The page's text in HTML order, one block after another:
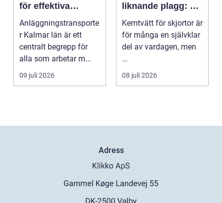
för effektiva
byggprojekt
Anläggningstransporte
r Kalmar län är ett
centralt begrepp för
alla som arbetar m...
09 juli 2026
liknande plagg: Så
fungerar
professionell
klädvård i
Kemtvätt för skjortor är
för många en självklar
del av vardagen, men
...
08 juli 2026
Adress